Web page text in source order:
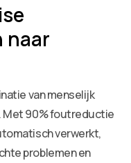
naar
van menselijk
Met 90% foutreductie
verwerkt,
problemen en